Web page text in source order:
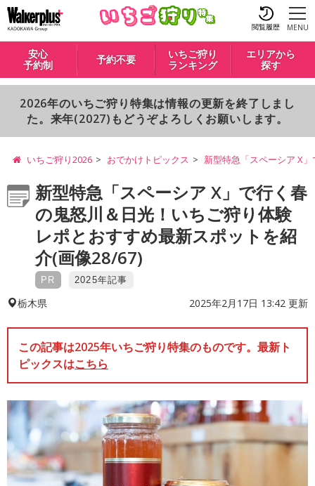
閲覧履歴 MENU
安心
予約制
予約不要
いちご狩り
ランキング
エリアから
探す
2026年のいちご狩り特集は情報の更新を終了しまし
た。来年(2027)もどうぞよろしくお願いします。
いちご狩り2026 おでかけトピックス 新型特急「スペーシア X
新型特急「スペーシア X」で行く春
の鬼怒川＆日光！いちご狩り体験
レポとおすすめ最新スポットを紹
介(画像28/67)
PR 2025年記事
栃木県 2025年2月17日 13:42 更新
この記事は2025年いちご狩り特集のものです。最新ト
ピックスはこちら